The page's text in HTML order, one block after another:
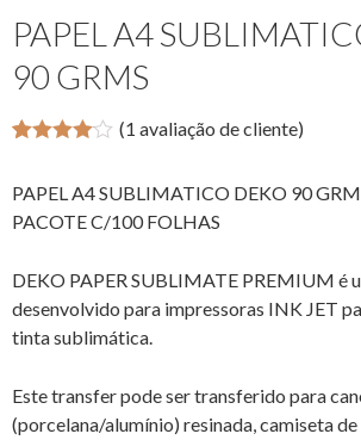
PAPEL A4
90 GRMS
em
avaliação
de
(1 avaliação de cliente)
PAPEL A4 SUBLIMATICO DEKO 90
PACOTE C/100 FOLHAS
DEKO PAPER SUBLIMATE PREMIUM é
desenvolvido para impressoras INK JET
tinta sublimática.
Este transfer pode ser transferido para
(porcelana/alumínio) resinada, camiseta